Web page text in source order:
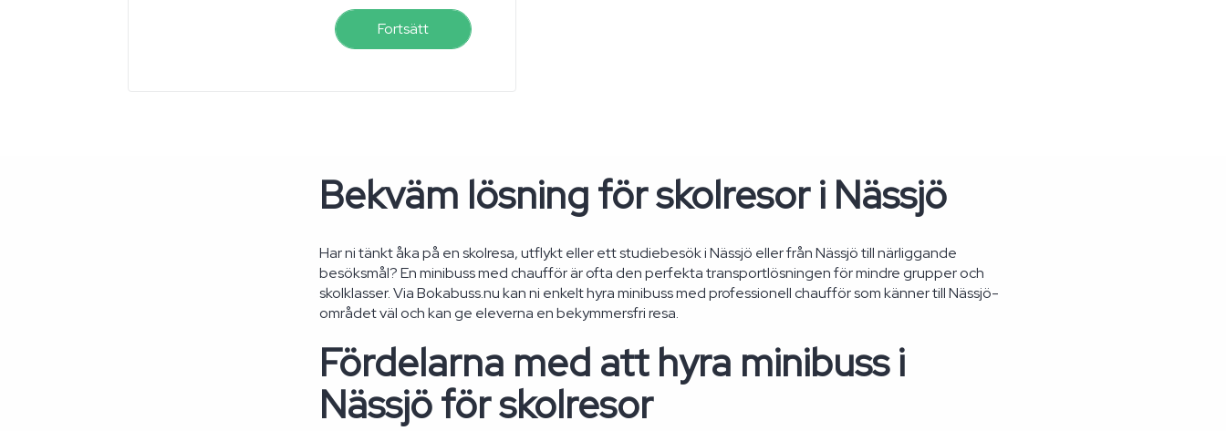
Fortsätt
Bekväm lösning för skolresor i Nässjö
Har ni tänkt åka på en skolresa, utflykt eller ett studiebesök i Nässjö eller från Nässjö till närliggande
besöksmål? En minibuss med chaufför är ofta den perfekta transportlösningen för mindre grupper och
skolklasser. Via Bokabuss.nu kan ni enkelt hyra minibuss med professionell chaufför som känner till Nässjö-
området väl och kan ge eleverna en bekymmersfri resa.
Fördelarna med att hyra minibuss i
Nässjö för skolresor